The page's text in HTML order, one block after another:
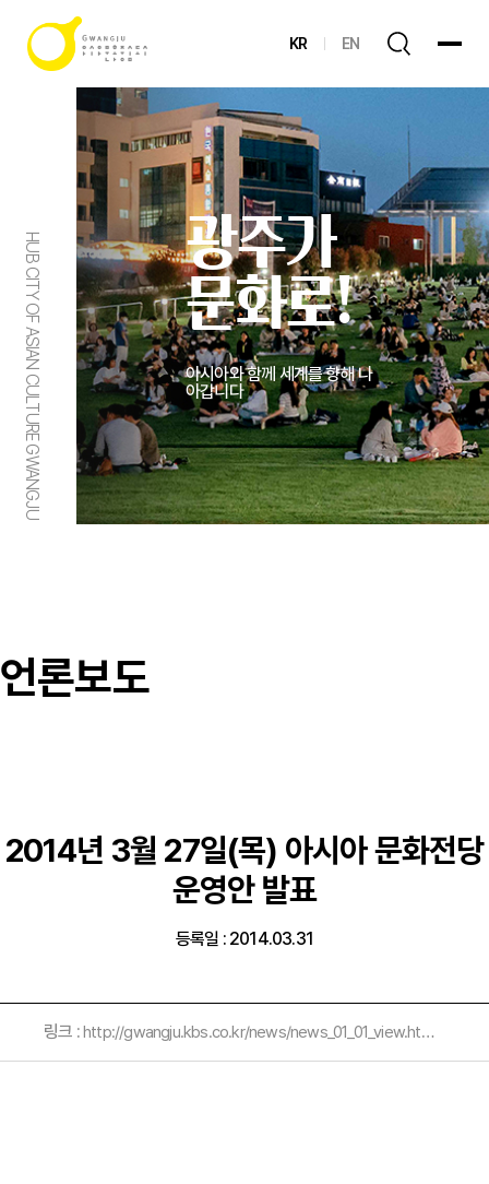
KR EN
HUB CITY OF ASIAN CULTURE GWANGJU
광주가
문화로!
아시아와 함께 세계를 향해 나
아갑니다
언론보도
2014년 3월 27일(목) 아시아 문화전당
운영안 발표
등록일 : 2014.03.31
링크 :http://gwangju.kbs.co.kr/news/news_01_01_view.html?no=3266051&find_date=20140327